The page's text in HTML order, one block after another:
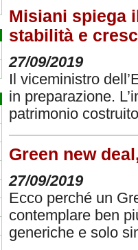
Misiani spiega
stabilità e
27/09/2019
Il viceministro
in preparazione.
patrimonio
Green new
27/09/2019
Ecco perché un
contemplare ben
generiche e solo